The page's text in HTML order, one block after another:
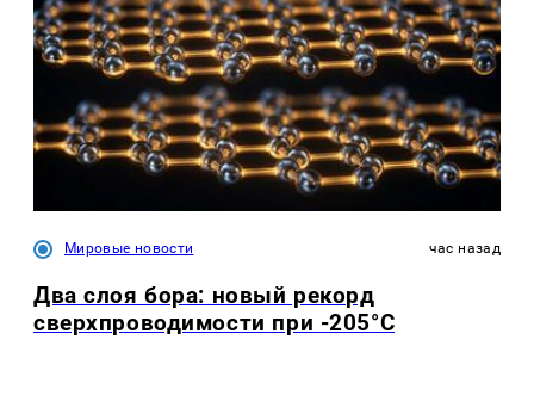
Мировые новости час назад
Два слоя бора: новый рекорд
сверхпроводимости при -205°C